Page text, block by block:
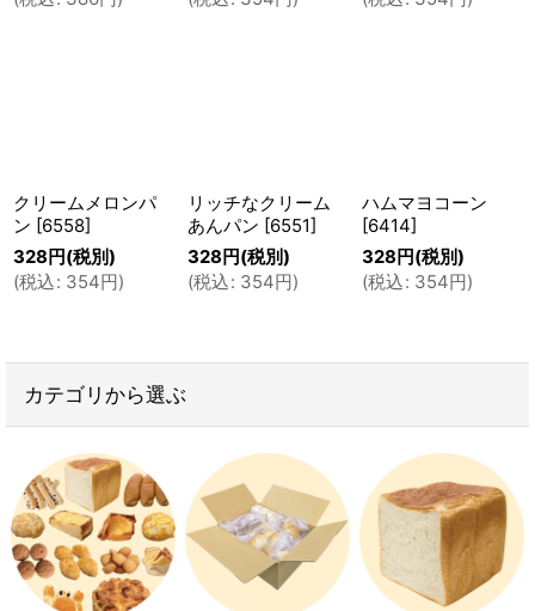
クリームメロンパ
ン [6558]
328 円(税別)
(税込: 354円)
リッチなクリーム
あんパン [6551]
328 円(税別)
(税込: 354円)
ハムマヨコーン
[6414]
328 円(税別)
(税込: 354円)
カテゴリから選ぶ